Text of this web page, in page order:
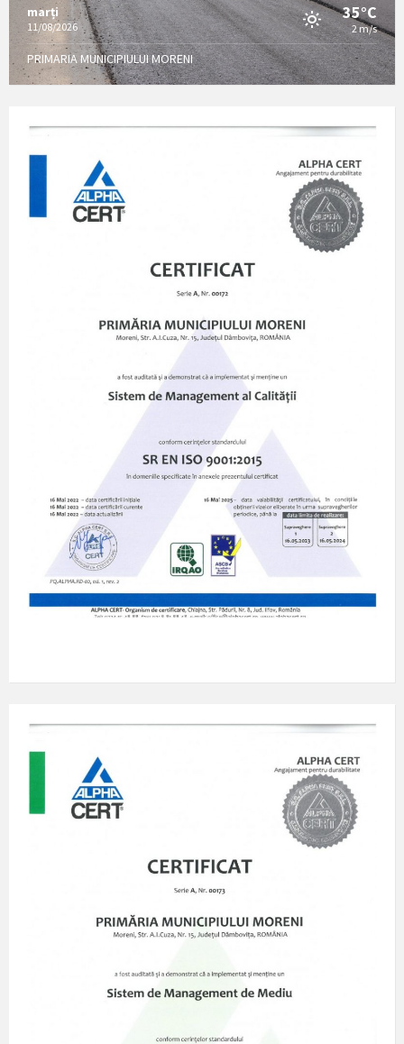
marți
11/08/2026
35°C
2 m/s
PRIMARIA MUNICIPIULUI MORENI